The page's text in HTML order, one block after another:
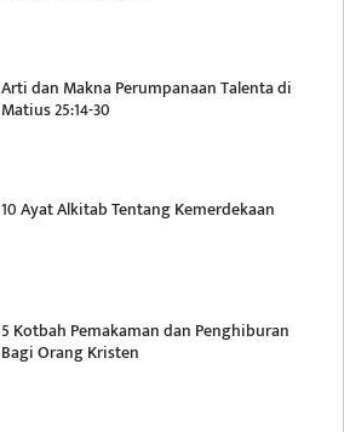
Arti dan Makna Perumpanaan Talenta di
Matius 25:14-30
10 Ayat Alkitab Tentang Kemerdekaan
5 Kotbah Pemakaman dan Penghiburan
Bagi Orang Kristen